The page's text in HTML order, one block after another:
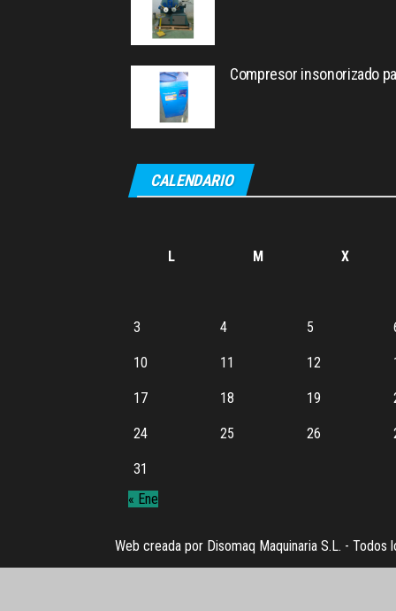
Compresor insonorizado
CALENDARIO
L M X
3 4 5
10 11 12
17 18 19
24 25 26
31
« Ene
Web creada por Disomaq Maquinaria S.L. - Todos